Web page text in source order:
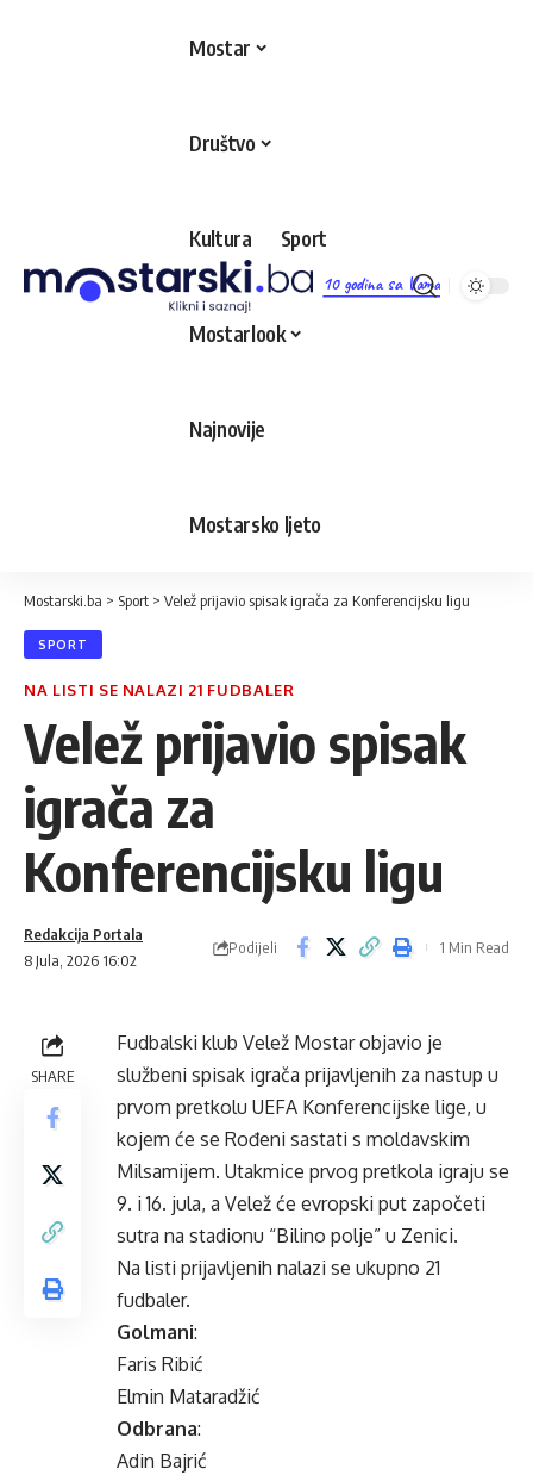
10 godina sa Vama
Mostar
Društvo
Kultura Sport
Mostarlook
Najnovije
Mostarsko ljeto
Mostarski.ba > Sport > Velež prijavio spisak igrača za Konferencijsku ligu
SPORT
NA LISTI SE NALAZI 21 FUDBALER
Velež prijavio spisak
igrača za
Konferencijsku ligu
8 Jula, 2026 16:02
Redakcija Portala
Podijeli 1 Min Read
SHARE
Fudbalski klub Velež Mostar objavio je
službeni spisak igrača prijavljenih za nastup u
prvom pretkolu UEFA Konferencijske lige, u
kojem će se Rođeni sastati s moldavskim
Milsamijem. Utakmice prvog pretkola igraju se
9. i 16. jula, a Velež će evropski put započeti
sutra na stadionu “Bilino polje” u Zenici.
Na listi prijavljenih nalazi se ukupno 21
fudbaler.
Golmani:
Faris Ribić
Elmin Mataradžić
Odbrana:
Adin Bajrić